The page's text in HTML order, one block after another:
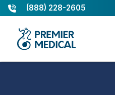
(888) 228-2605